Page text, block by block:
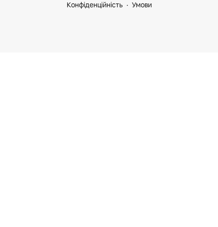
Конфіденційність
Умови